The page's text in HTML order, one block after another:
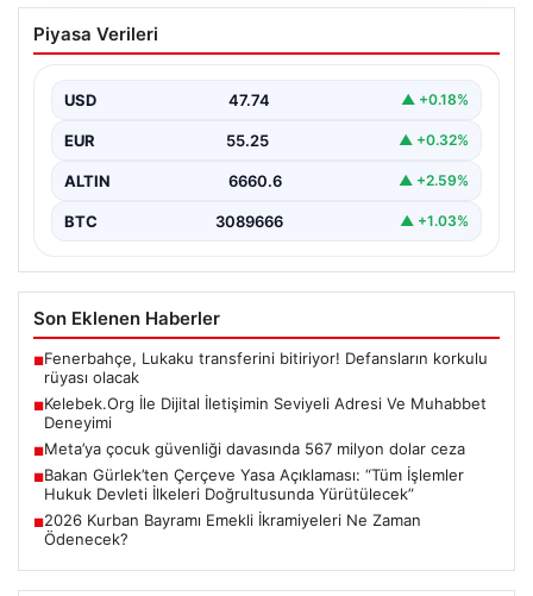
Kelebek.Org İle Dijital İletişimin Seviyeli
Adresi Ve Muhabbet Deneyimi
kurması büyük bir hassasiyet ifade etmektedir.
Günümüzde…
Piyasa Verileri
USD 47.74 ▲ +0.18%
EUR 55.25 ▲ +0.32%
ALTIN 6660.6 ▲ +2.59%
BTC 3089666 ▲ +1.03%
Son Eklenen Haberler
■Fenerbahçe, Lukaku transferini bitiriyor! Defansların korkulu
rüyası olacak
■Kelebek.Org İle Dijital İletişimin Seviyeli Adresi Ve Muhabbet
Deneyimi
■Meta’ya çocuk güvenliği davasında 567 milyon dolar ceza
■Bakan Gürlek’ten Çerçeve Yasa Açıklaması: “Tüm İşlemler
Hukuk Devleti İlkeleri Doğrultusunda Yürütülecek”
■2026 Kurban Bayramı Emekli İkramiyeleri Ne Zaman
Ödenecek?